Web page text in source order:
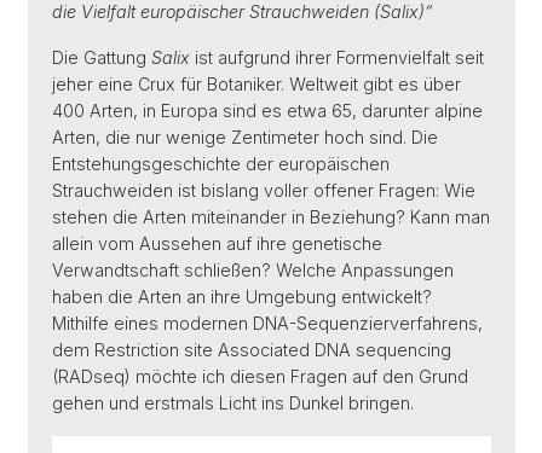
die Vielfalt europäischer Strauchweiden (Salix)“
Die Gattung Salix ist aufgrund ihrer Formenvielfalt seit
jeher eine Crux für Botaniker. Weltweit gibt es über
400 Arten, in Europa sind es etwa 65, darunter alpine
Arten, die nur wenige Zentimeter hoch sind. Die
Entstehungsgeschichte der europäischen
Strauchweiden ist bislang voller offener Fragen: Wie
stehen die Arten miteinander in Beziehung? Kann man
allein vom Aussehen auf ihre genetische
Verwandtschaft schließen? Welche Anpassungen
haben die Arten an ihre Umgebung entwickelt?
Mithilfe eines modernen DNA-Sequenzierverfahrens,
dem Restriction site Associated DNA sequencing
(RADseq) möchte ich diesen Fragen auf den Grund
gehen und erstmals Licht ins Dunkel bringen.